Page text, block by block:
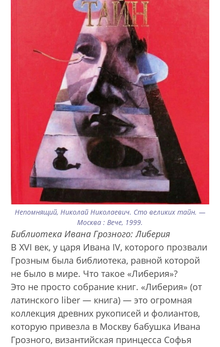
Непомнящий, Николай Николаевич. Сто великих тайн. —
Москва : Вече, 1999.
Библиотека Ивана Грозного: Либерия
В XVI век, у царя Ивана IV, которого прозвали
Грозным была библиотека, равной которой
не было в мире. Что такое «Либерия»?
Это не просто собрание книг. «Либерия» (от
латинского liber — книга) — это огромная
коллекция древних рукописей и фолиантов,
которую привезла в Москву бабушка Ивана
Грозного, византийская принцесса Софья